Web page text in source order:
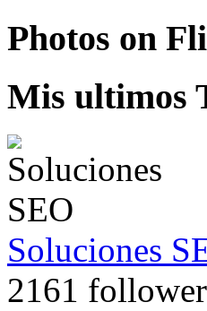
Photos on
Mis ultimos
Soluciones
2161